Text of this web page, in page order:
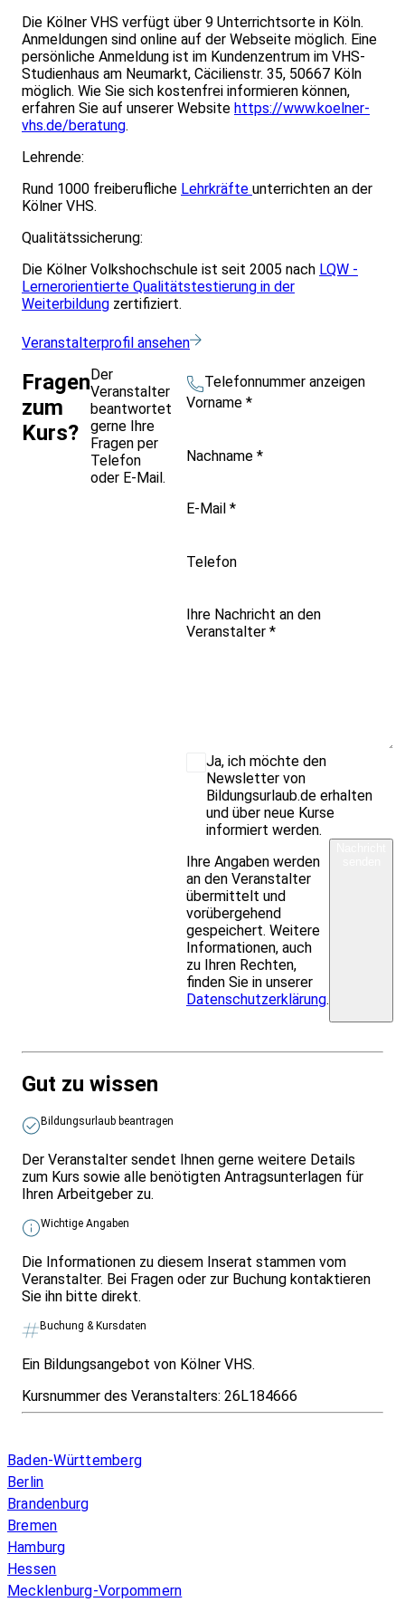
Die Kölner VHS verfügt über 9 Unterrichtsorte in Köln.
Anmeldungen sind online auf der Webseite möglich. Eine
persönliche Anmeldung ist im Kundenzentrum im VHS-
Studienhaus am Neumarkt, Cäcilienstr. 35, 50667 Köln
möglich. Wie Sie sich kostenfrei informieren können,
erfahren Sie auf unserer Website https://www.koelner-
vhs.de/beratung.
Lehrende:
Rund 1000 freiberufliche Lehrkräfte unterrichten an der
Kölner VHS.
Qualitätssicherung:
Die Kölner Volkshochschule ist seit 2005 nach LQW -
Lernerorientierte Qualitätstestierung in der
Weiterbildung zertifiziert.
Veranstalterprofil ansehen
Fragen
zum
Kurs?
Der
Veranstalter
beantwortet
gerne Ihre
Fragen per
Telefon
oder E-Mail.
Telefonnummer anzeigen
Vorname *
Nachname *
E-Mail *
Telefon
Ihre Nachricht an den
Veranstalter *
Ja, ich möchte den
Newsletter von
Bildungsurlaub.de erhalten
und über neue Kurse
informiert werden.
Ihre Angaben werden
an den Veranstalter
übermittelt und
vorübergehend
gespeichert. Weitere
Informationen, auch
zu Ihren Rechten,
finden Sie in unserer
Datenschutzerklärung.
Gut zu wissen
Bildungsurlaub beantragen
Der Veranstalter sendet Ihnen gerne weitere Details
zum Kurs sowie alle benötigten Antragsunterlagen für
Ihren Arbeitgeber zu.
Wichtige Angaben
Die Informationen zu diesem Inserat stammen vom
Veranstalter. Bei Fragen oder zur Buchung kontaktieren
Sie ihn bitte direkt.
Buchung & Kursdaten
Ein Bildungsangebot von Kölner VHS.
Kursnummer des Veranstalters: 26L184666
Baden-Württemberg
Berlin
Brandenburg
Bremen
Hamburg
Hessen
Mecklenburg-Vorpommern